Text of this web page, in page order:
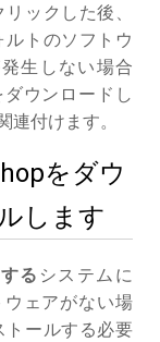
ックした後、
トのソフトウ
生しない場合
ウンロードし
付けます。
をダウ
します
する システムに
ェアがない場
トールする必要